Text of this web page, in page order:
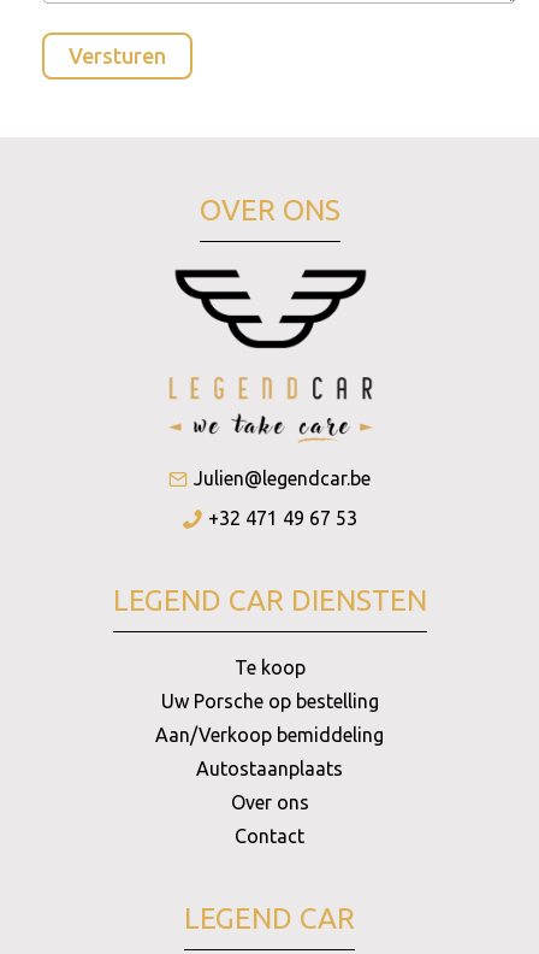
OVER ONS
Julien@legendcar.be
+32 471 49 67 53
LEGEND CAR DIENSTEN
Te koop
Uw Porsche op bestelling
Aan/Verkoop bemiddeling
Autostaanplaats
Over ons
Contact
LEGEND CAR